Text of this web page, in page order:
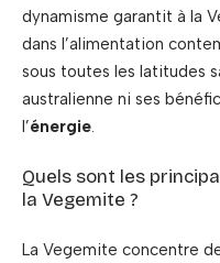
dynamisme garantit à la
dans l’alimentation
sous toutes les latitudes
australienne ni ses
l’énergie.
Quels sont les
la Vegemite ?
La Vegemite concentre